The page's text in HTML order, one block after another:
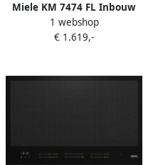
Miele KM 7474 FL Inbouw
inductiekookplaat Zwart
1 webshop
€ 1.619,-